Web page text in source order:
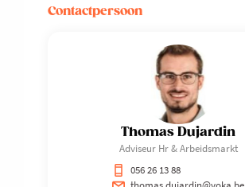
Contactpersoon
Thomas Dujardin
Adviseur Hr & Arbeidsmarkt
056 26 13 88